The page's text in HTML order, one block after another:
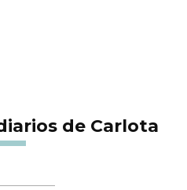
de Carlota